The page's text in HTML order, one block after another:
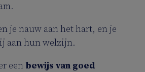
je nauw aan het hart, en je
aan hun welzijn.
een bewijs van goed